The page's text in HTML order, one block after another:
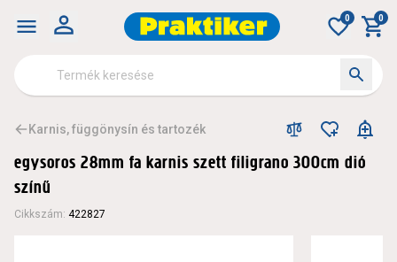
0 0
Karnis, függönysín és tartozék
egysoros 28mm fa karnis szett filigrano 300cm dió
színű
Cikkszám: 422827